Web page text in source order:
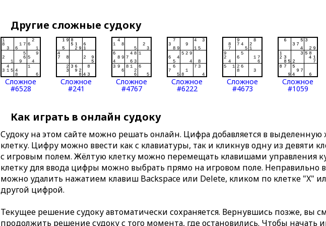
Другие сложные судоку
Сложное
#6528
Сложное
#241
Сложное
#4767
Сложное
#6222
Сложное
#4673
Сложное
#1059
Как играть в онлайн судоку
Судоку на этом сайте можно решать онлайн. Цифра добавляется в
клетку. Цифру можно ввести как с клавиатуры, так и кликнув одну из девяти
с игровым полем. Жёлтую клетку можно перемещать клавишами управления
клетку для ввода цифры можно выбрать прямо на игровом поле. Неправильно
можно удалить нажатием клавиш Backspace или Delete, кликом по клетке "X"
другой цифрой.
Текущее решение судоку автоматически сохраняется. Вернувшись позже, вы
продолжить решение судоку с того момента, где остановились. Чтобы начать